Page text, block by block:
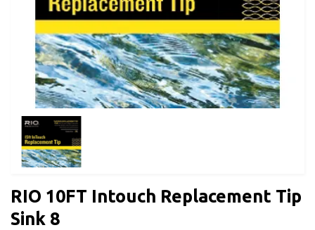
RIO 10FT Intouch Replacement Tip
Sink 8